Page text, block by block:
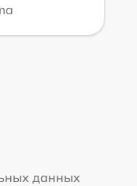
данных